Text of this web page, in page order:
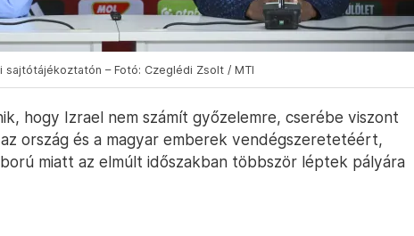
sajtótájékoztatón – Fotó: Czeglédi Zsolt / MTI
hogy Izrael nem számít győzelemre, cserébe viszont
ország és a magyar emberek vendégszeretetéért,
miatt az elmúlt időszakban többször léptek pályára